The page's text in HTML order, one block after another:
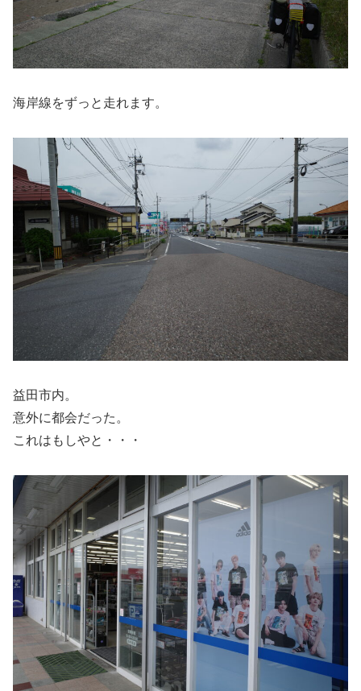
海岸線をずっと走れます。
益田市内。
意外に都会だった。
これはもしやと・・・